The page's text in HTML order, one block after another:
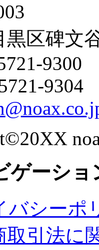
黒区碑文
9300
9304
ゲーショ
バシーポ
取引法に